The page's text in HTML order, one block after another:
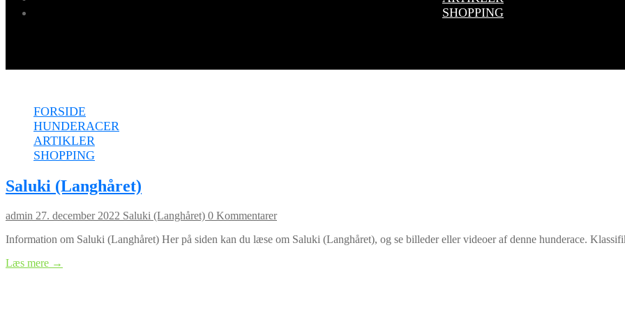
SHOPPING
FORSIDE
HUNDERACER
ARTIKLER
SHOPPING
Saluki (Langhåret)
admin 27. december 2022 Saluki (Langhåret) 0 Kommentarer
Information om Saluki (Langhåret) Her på siden kan du læse om Saluki (Langhåret), og se billeder eller videoer af denne hunderace.
Læs mere →